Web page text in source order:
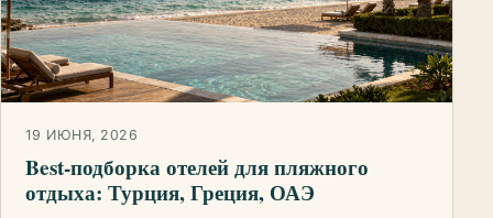
19 ИЮНЯ, 2026
Best-подборка отелей для пляжного
отдыха: Турция, Греция, ОАЭ